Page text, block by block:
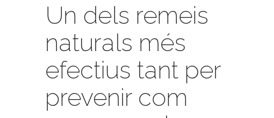
Un dels remeis
naturals més
efectius tant per
prevenir com